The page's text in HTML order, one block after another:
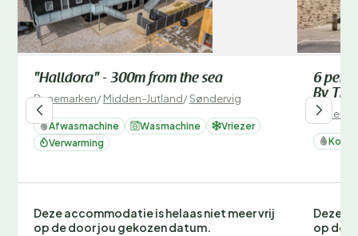
"Halldora" - 300m from the sea
Denemarken/Midden-Jutland/Søndervig
Afwasmachine Wasmachine
Vriezer
Verwarming
Deze accommodatie is helaas niet meer vrij
op de door jou gekozen datum.
6
By
Deze
op de